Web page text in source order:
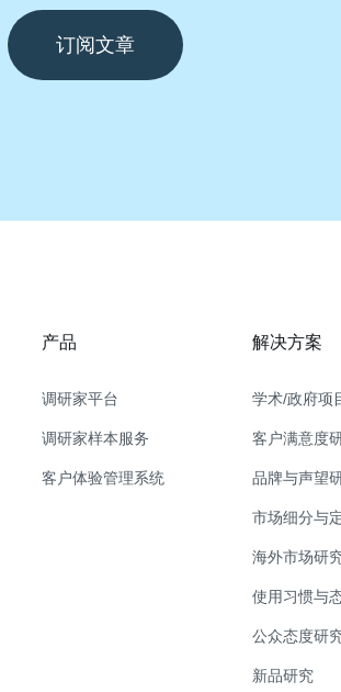
订阅文章
产品
调研家平台
调研家样本服务
客户体验管理系统
解决方案
学术/政府项
客户满意度
品牌与声望
市场细分与
海外市场研
使用习惯与
公众态度研
新品研究